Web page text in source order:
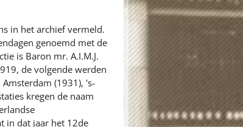
in het archief vermeld.
genoemd met de
is Baron mr. A.I.M.J.
de volgende werden
(1931), 's-
kregen de naam
in dat jaar het 12de